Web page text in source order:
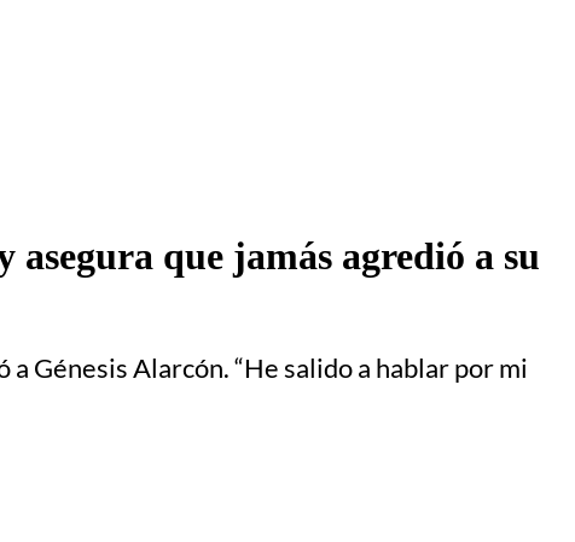
asegura que jamás agredió a su
Génesis Alarcón. “He salido a hablar por mi